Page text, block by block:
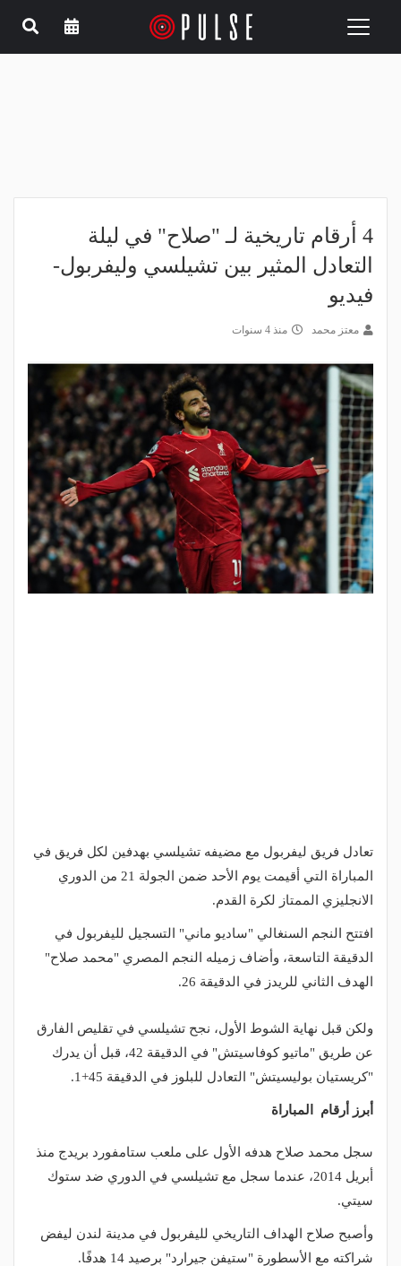
Toggle
4 أرقام تاريخية لـ "صلاح" في ليلة
التعادل المثير بين تشيلسي وليفربول-
فيديو
معتز محمد منذ 4 سنوات
تعادل فريق ليفربول مع مضيفه تشيلسي بهدفين لكل فريق في
المباراة التي أقيمت يوم الأحد ضمن الجولة 21 من الدوري
الانجليزي الممتاز لكرة القدم.
افتتح النجم السنغالي "ساديو ماني" التسجيل لليفربول في
الدقيقة التاسعة، وأضاف زميله النجم المصري "محمد صلاح"
الهدف الثاني للريدز في الدقيقة 26.
ولكن قبل نهاية الشوط الأول، نجح تشيلسي في تقليص الفارق
عن طريق "ماتيو كوفاسيتش" في الدقيقة 42، قبل أن يدرك
"كريستيان بوليسيتش" التعادل للبلوز في الدقيقة 45+1.
أبرز أرقام المباراة
سجل محمد صلاح هدفه الأول على ملعب ستامفورد بريدج منذ
أبريل 2014، عندما سجل مع تشيلسي في الدوري ضد ستوك
سيتي.
وأصبح صلاح الهداف التاريخي لليفربول في مدينة لندن ليفض
شراكته مع الأسطورة "ستيفن جيرارد" برصيد 14 هدفًا.